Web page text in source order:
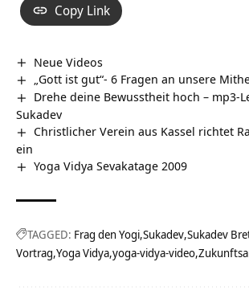
Copy Link
Neue Videos
„Gott ist gut“- 6 Fragen an unsere
Drehe deine Bewusstheit hoch – mp3-
Sukadev
Christlicher Verein aus Kassel richtet
ein
Yoga Vidya Sevakatage 2009
TAGGED: Frag den Yogi Sukadev Sukadev
Vortrag Yoga Vidya yoga-vidya-video